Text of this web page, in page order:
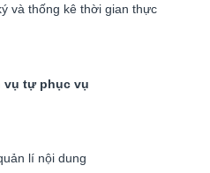
và thống kê thời gian thực
vụ tự phục vụ
lí nội dung